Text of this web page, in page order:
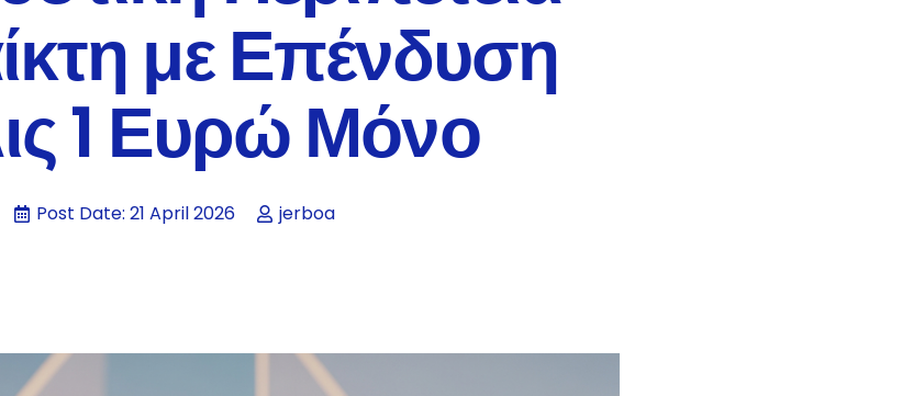
με Επένδυση
1 Ευρώ Μόνο
Post Date:21 April 2026 jerboa